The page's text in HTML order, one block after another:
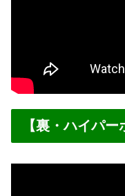
【裏・ハイパ